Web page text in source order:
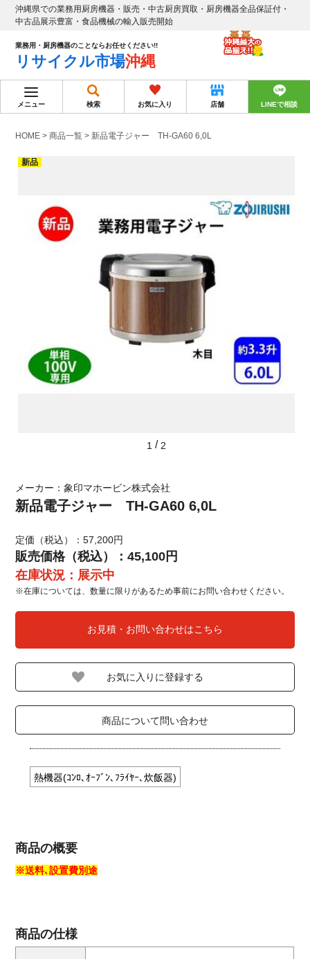
沖縄県での業務用厨房機器・販売・中古厨房買取・厨房機器全品保証付・
中古品展示豊富・食品機械の輸入販売開始
業務用・厨房機器のことならお任せください!!
リサイクル市場沖縄
メニュー 検索 お気に入り 店舗 LINEで相談
HOME >商品一覧 > 新品電子ジャー TH-GA60 6,0L
1 / 2
新品
メーカー：象印マホービン株式会社
新品電子ジャー TH-GA60 6,0L
定価（税込）：57,200円
販売価格（税込）：45,100円
在庫状況：展示中
※在庫については、数量に限りがあるため事前にお問い合わせください。
お見積・お問い合わせはこちら
商品について問い合わせ
熱機器(ｺﾝﾛ､ｵｰﾌﾞﾝ､ﾌﾗｲﾔｰ､炊飯器)
商品の概要
※送料､設置費別途
商品の仕様